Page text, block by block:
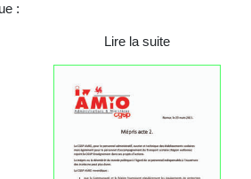
:
Lire la suite